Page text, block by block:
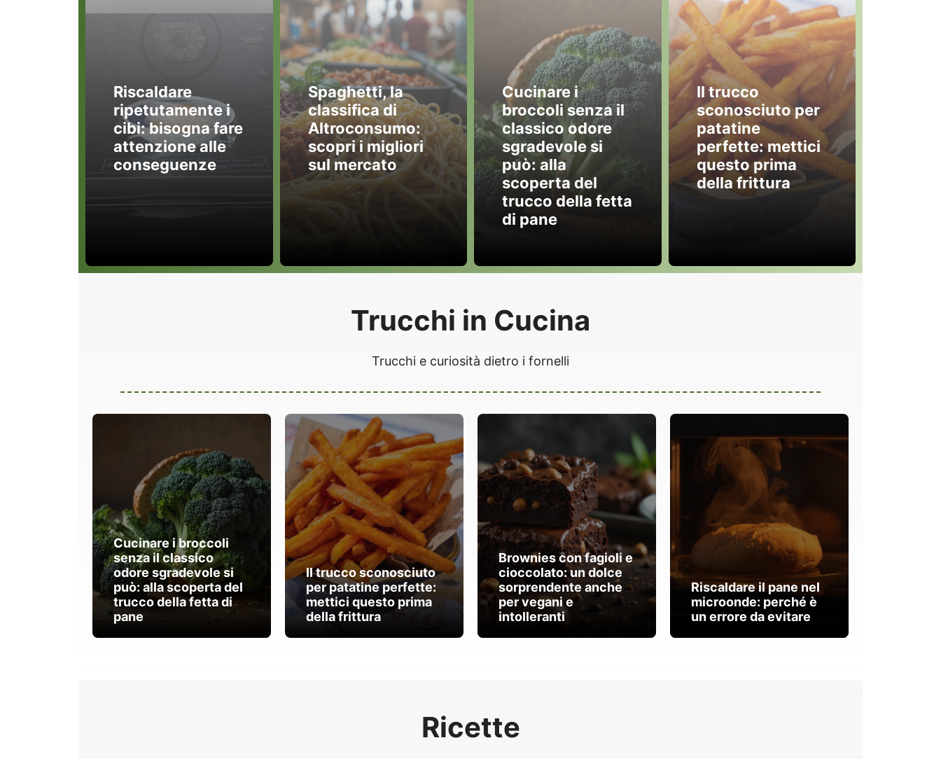
Riscaldare
ripetutamente i
cibi: bisogna fare
attenzione alle
conseguenze
Spaghetti, la
classifica di
Altroconsumo:
scopri i migliori
sul mercato
Cucinare i
broccoli senza il
classico odore
sgradevole si
può: alla
scoperta del
trucco della fetta
di pane
Il trucco
sconosciuto per
patatine
perfette: mettici
questo prima
della frittura
Trucchi in Cucina
Trucchi e curiosità dietro i fornelli
Cucinare i broccoli
senza il classico
odore sgradevole si
può: alla scoperta del
trucco della fetta di
pane
Il trucco sconosciuto
per patatine perfette:
mettici questo prima
della frittura
Brownies con fagioli e
cioccolato: un dolce
sorprendente anche
per vegani e
intolleranti
Riscaldare il pane nel
microonde: perché è
un errore da evitare
Ricette